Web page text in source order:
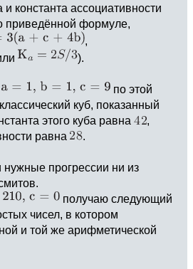
и константа ассоциативности
приведённой формуле,
,
).
по этой
куб, показанный
этого куба равна
,
равна
.
прогрессии ни из
получаю следующий
чисел, в котором
и той же арифметической